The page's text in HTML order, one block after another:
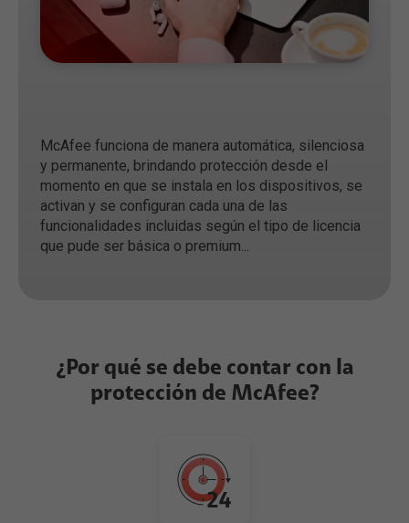
McAfee funciona de manera automática, silenciosa
y permanente, brindando protección desde el
momento en que se instala en los dispositivos, se
activan y se configuran cada una de las
funcionalidades incluidas según el tipo de licencia
que pude ser básica o premium...
¿Por qué se debe contar con la
protección de McAfee?